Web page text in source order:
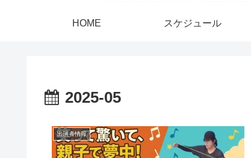
HOME スケジュール
2025-05
出演者情報